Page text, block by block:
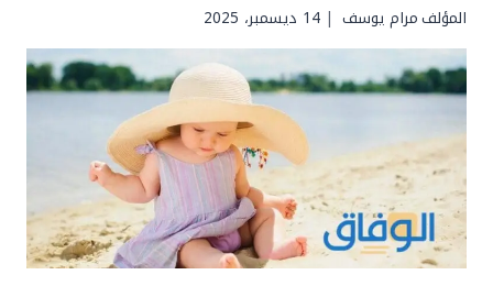
المؤلفمرام يوسف 14 ديسمبر، 2025